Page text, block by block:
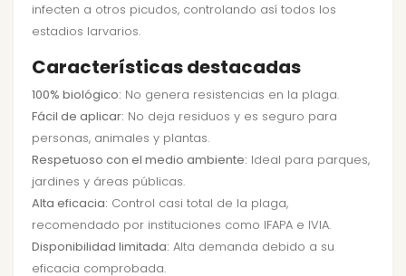
infecten a otros picudos, controlando así todos los
estadios larvarios.
Características destacadas
100% biológico: No genera resistencias en la plaga.
Fácil de aplicar: No deja residuos y es seguro para
personas, animales y plantas.
Respetuoso con el medio ambiente: Ideal para parques,
jardines y áreas públicas.
Alta eficacia: Control casi total de la plaga,
recomendado por instituciones como IFAPA e IVIA.
Disponibilidad limitada: Alta demanda debido a su
eficacia comprobada.